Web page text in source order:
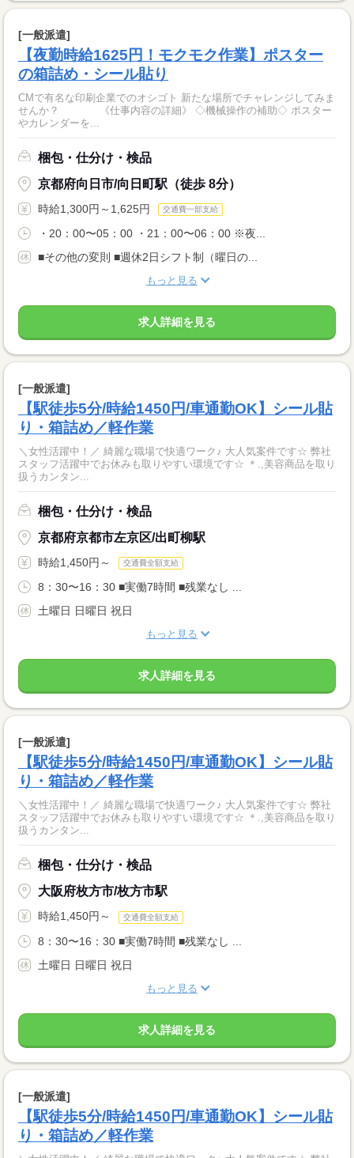
[一般派遣]
【夜勤時給1625円！モクモク作業】ポスター
の箱詰め・シール貼り
CMで有名な印刷企業でのオシゴト 新たな場所でチャレンジしてみま
せんか？ 《仕事内容の詳細》 ◇機械操作の補助◇ ポスター
やカレンダーを...
梱包・仕分け・検品
京都府向日市/向日町駅（徒歩 8分）
時給1,300円～1,625円 交通費一部支給
・20：00〜05：00 ・21：00〜06：00 ※夜...
■その他の変則 ■週休2日シフト制（曜日の...
もっと見る
求人詳細を見る
[一般派遣]
【駅徒歩5分/時給1450円/車通勤OK】シール貼
り・箱詰め／軽作業
＼女性活躍中！／ 綺麗な職場で快適ワーク♪ 大人気案件です☆ 弊社
スタッフ活躍中でお休みも取りやすい環境です☆ ＊.,美容商品を取り
扱うカンタン...
梱包・仕分け・検品
京都府京都市左京区/出町柳駅
時給1,450円～ 交通費全額支給
8：30〜16：30 ■実働7時間 ■残業なし ...
土曜日 日曜日 祝日
もっと見る
求人詳細を見る
[一般派遣]
【駅徒歩5分/時給1450円/車通勤OK】シール貼
り・箱詰め／軽作業
＼女性活躍中！／ 綺麗な職場で快適ワーク♪ 大人気案件です☆ 弊社
スタッフ活躍中でお休みも取りやすい環境です☆ ＊.,美容商品を取り
扱うカンタン...
梱包・仕分け・検品
大阪府枚方市/枚方市駅
時給1,450円～ 交通費全額支給
8：30〜16：30 ■実働7時間 ■残業なし ...
土曜日 日曜日 祝日
もっと見る
求人詳細を見る
[一般派遣]
【駅徒歩5分/時給1450円/車通勤OK】シール貼
り・箱詰め／軽作業